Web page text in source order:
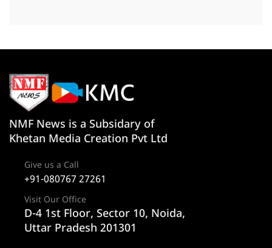
NMF News is a Subsidary of
Khetan Media Creation Pvt Ltd
Give us a Call
+91-080767 27261
Visit Our Office
D-4 1st Floor, Sector 10, Noida,
Uttar Pradesh 201301